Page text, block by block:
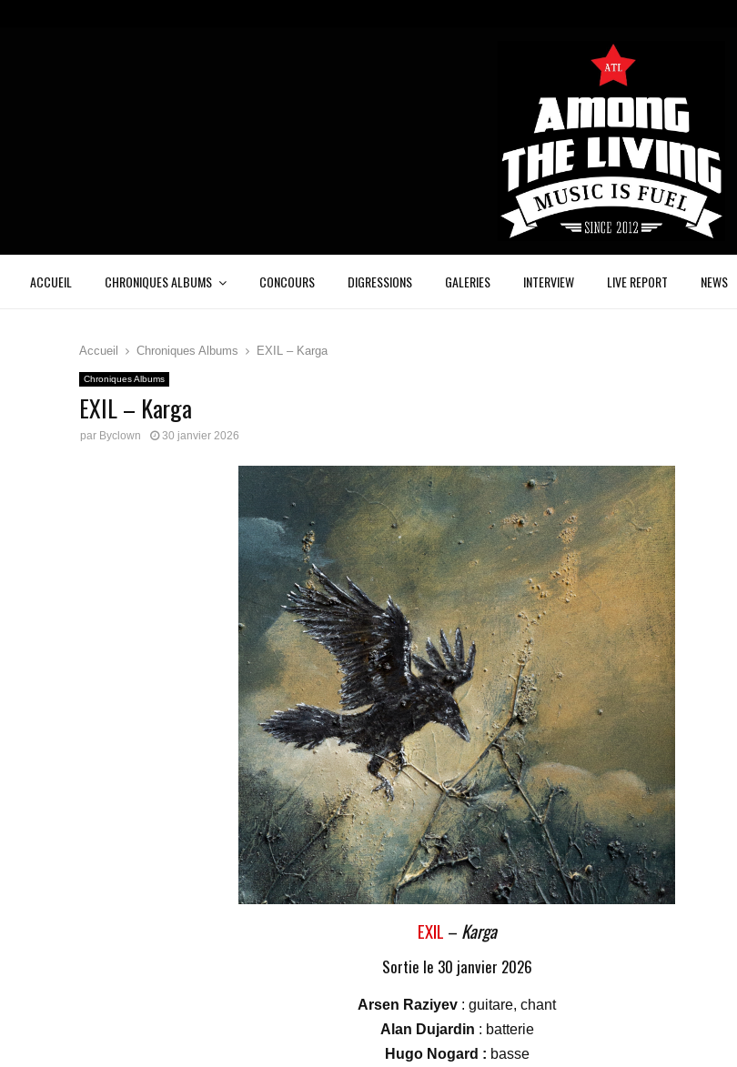
ACCUEIL CHRONIQUES ALBUMS CONCOURS DIGRESSIONS GALERIES INTERVIEW LIVE REPORT NEWS
Accueil Chroniques Albums EXIL – Karga
Chroniques Albums
EXIL – Karga
par Byclown 30 janvier 2026
EXIL – Karga
Sortie le 30 janvier 2026
Arsen Raziyev : guitare, chant
Alan Dujardin : batterie
Hugo Nogard : basse